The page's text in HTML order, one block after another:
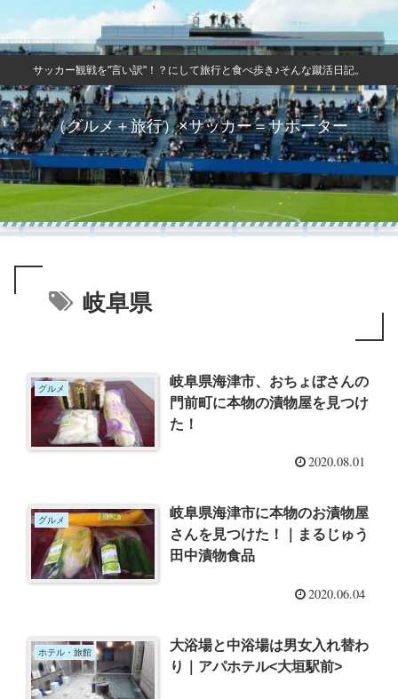
サッカー観戦を"言い訳"！？にして旅行と食べ歩き♪そんな蹴活日記。
（グルメ＋旅行）×サッカー＝サポーター
岐阜県
グルメ
岐阜県海津市、おちょぼさんの
門前町に本物の漬物屋を見つけ
た！
2020.08.01
グルメ
岐阜県海津市に本物のお漬物屋
さんを見つけた！｜まるじゅう
田中漬物食品
2020.06.04
ホテル・旅館
大浴場と中浴場は男女入れ替わ
り｜アパホテル<大垣駅前>